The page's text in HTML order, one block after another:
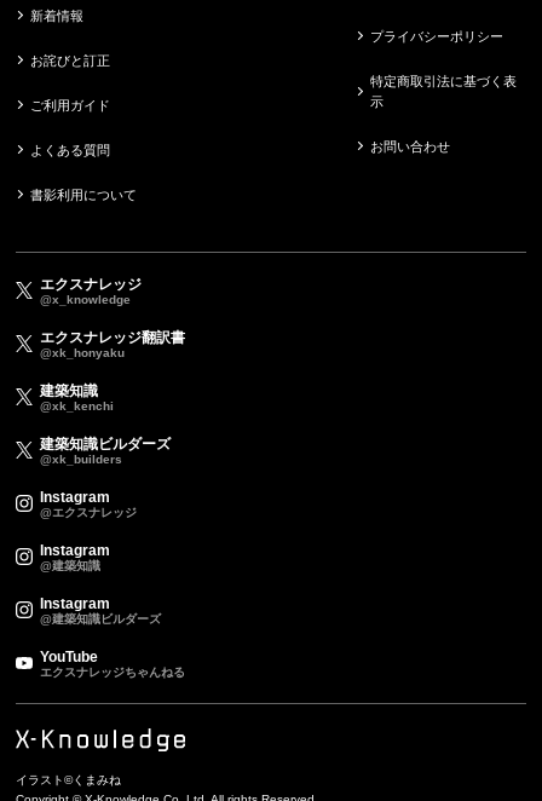
新着情報
お詫びと訂正
ご利用ガイド
よくある質問
書影利用について
プライバシーポリシー
特定商取引法に基づく表
示
お問い合わせ
エクスナレッジ
@x_knowledge
エクスナレッジ翻訳書
@xk_honyaku
建築知識
@xk_kenchi
建築知識ビルダーズ
@xk_builders
Instagram
@エクスナレッジ
Instagram
@建築知識
Instagram
@建築知識ビルダーズ
YouTube
エクスナレッジちゃんねる
イラスト©くまみね